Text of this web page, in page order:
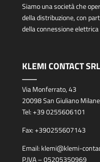
Siamo una società che
della distribuzione, con
della connessione elettrica
KLEMI CONTACT SRL
Via Monferrato, 43
20098 San Giuliano
Tel:+39 0255606101
Fax:+390255607143
Email: klemi@klemi-
P.IVA – 05205350969